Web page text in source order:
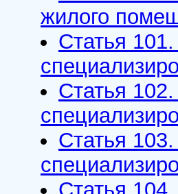
жилого
Статья
Статья
Статья